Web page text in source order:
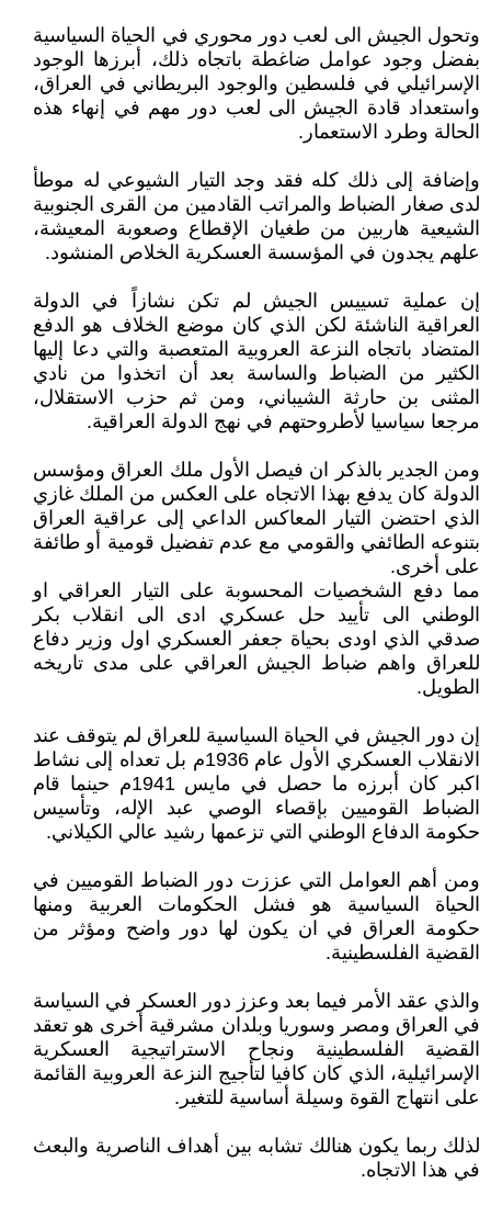
وتحول الجيش الى لعب دور محوري في الحياة السياسية
بفضل وجود عوامل ضاغطة باتجاه ذلك، أبرزها الوجود
الإسرائيلي في فلسطين والوجود البريطاني في العراق،
واستعداد قادة الجيش الى لعب دور مهم في إنهاء هذه
الحالة وطرد الاستعمار.
وإضافة إلى ذلك كله فقد وجد التيار الشيوعي له موطأ
لدى صغار الضباط والمراتب القادمين من القرى الجنوبية
الشيعية هاربين من طغيان الإقطاع وصعوبة المعيشة،
علهم يجدون في المؤسسة العسكرية الخلاص المنشود.
إن عملية تسييس الجيش لم تكن نشازاً في الدولة
العراقية الناشئة لكن الذي كان موضع الخلاف هو الدفع
المتضاد باتجاه النزعة العروبية المتعصبة والتي دعا إليها
الكثير من الضباط والساسة بعد أن اتخذوا من نادي
المثنى بن حارثة الشيباني، ومن ثم حزب الاستقلال،
مرجعا سياسيا لأطروحتهم في نهج الدولة العراقية.
ومن الجدير بالذكر ان فيصل الأول ملك العراق ومؤسس
الدولة كان يدفع بهذا الاتجاه على العكس من الملك غازي
الذي احتضن التيار المعاكس الداعي إلى عراقية العراق
بتنوعه الطائفي والقومي مع عدم تفضيل قومية أو طائفة
على أخرى.
مما دفع الشخصيات المحسوبة على التيار العراقي او
الوطني الى تأييد حل عسكري ادى الى انقلاب بكر
صدقي الذي اودى بحياة جعفر العسكري اول وزير دفاع
للعراق واهم ضباط الجيش العراقي على مدى تاريخه
الطويل.
إن دور الجيش في الحياة السياسية للعراق لم يتوقف عند
الانقلاب العسكري الأول عام 1936م بل تعداه إلى نشاط
اكبر كان أبرزه ما حصل في مايس 1941م حينما قام
الضباط القوميين بإقصاء الوصي عبد الإله، وتأسيس
حكومة الدفاع الوطني التي تزعمها رشيد عالي الكيلاني.
ومن أهم العوامل التي عززت دور الضباط القوميين في
الحياة السياسية هو فشل الحكومات العربية ومنها
حكومة العراق في ان يكون لها دور واضح ومؤثر من
القضية الفلسطينية.
والذي عقد الأمر فيما بعد وعزز دور العسكر في السياسة
في العراق ومصر وسوريا وبلدان مشرقية أخرى هو تعقد
القضية الفلسطينية ونجاح الاستراتيجية العسكرية
الإسرائيلية، الذي كان كافيا لتأجيج النزعة العروبية القائمة
على انتهاج القوة وسيلة أساسية للتغير.
لذلك ربما يكون هنالك تشابه بين أهداف الناصرية والبعث
في هذا الاتجاه.